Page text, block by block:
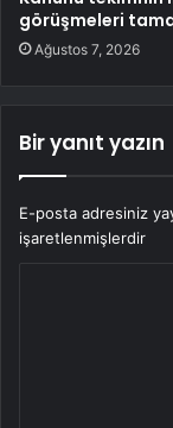
görüşmeleri
Ağustos 7, 2026
Bir yanıt yazın
E-posta adresiniz
işaretlenmişlerdir